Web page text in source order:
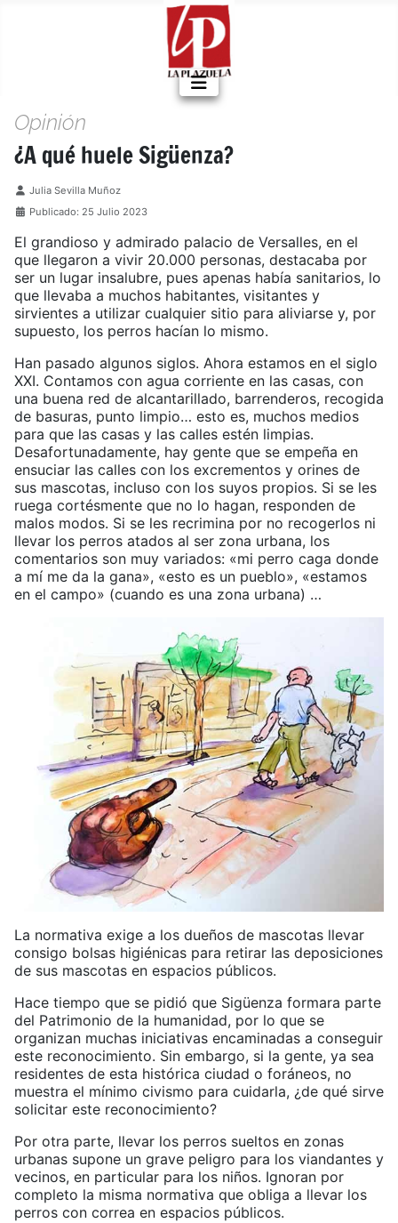
Opinión
¿A qué huele Sigüenza?
Detalles
Julia Sevilla Muñoz
Publicado: 25 Julio 2023
El grandioso y admirado palacio de Versalles, en el
que llegaron a vivir 20.000 personas, destacaba por
ser un lugar insalubre, pues apenas había sanitarios, lo
que llevaba a muchos habitantes, visitantes y
sirvientes a utilizar cualquier sitio para aliviarse y, por
supuesto, los perros hacían lo mismo.
Han pasado algunos siglos. Ahora estamos en el siglo
XXI. Contamos con agua corriente en las casas, con
una buena red de alcantarillado, barrenderos, recogida
de basuras, punto limpio… esto es, muchos medios
para que las casas y las calles estén limpias.
Desafortunadamente, hay gente que se empeña en
ensuciar las calles con los excrementos y orines de
sus mascotas, incluso con los suyos propios. Si se les
ruega cortésmente que no lo hagan, responden de
malos modos. Si se les recrimina por no recogerlos ni
llevar los perros atados al ser zona urbana, los
comentarios son muy variados: «mi perro caga donde
a mí me da la gana», «esto es un pueblo», «estamos
en el campo» (cuando es una zona urbana) …
La normativa exige a los dueños de mascotas llevar
consigo bolsas higiénicas para retirar las deposiciones
de sus mascotas en espacios públicos.
Hace tiempo que se pidió que Sigüenza formara parte
del Patrimonio de la humanidad, por lo que se
organizan muchas iniciativas encaminadas a conseguir
este reconocimiento. Sin embargo, si la gente, ya sea
residentes de esta histórica ciudad o foráneos, no
muestra el mínimo civismo para cuidarla, ¿de qué sirve
solicitar este reconocimiento?
Por otra parte, llevar los perros sueltos en zonas
urbanas supone un grave peligro para los viandantes y
vecinos, en particular para los niños. Ignoran por
completo la misma normativa que obliga a llevar los
perros con correa en espacios públicos.